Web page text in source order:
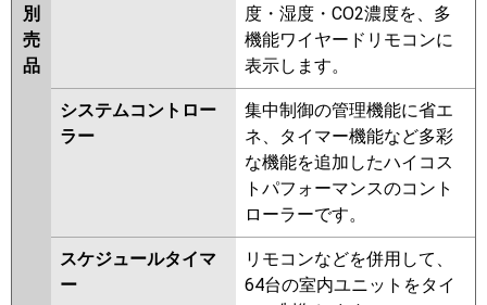
別
売
品
度・湿度・CO2濃度を、多
機能ワイヤードリモコンに
表示します。
システムコントロー
ラー
集中制御の管理機能に省エ
ネ、タイマー機能など多彩
な機能を追加したハイコス
トパフォーマンスのコント
ローラーです。
スケジュールタイマ
ー
リモコンなどを併用して、
64台の室内ユニットをタイ